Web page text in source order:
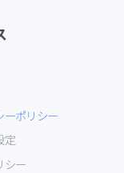
ーポリシー
定
シー